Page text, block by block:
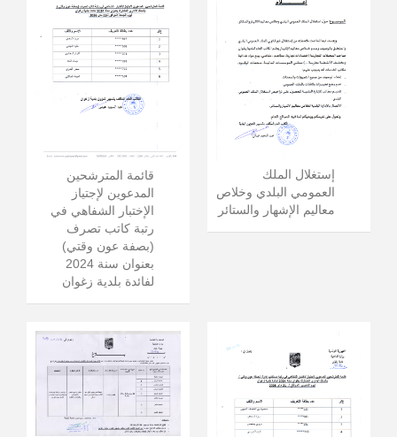
إستغلال الملك
العمومي البلدي وخلاص
معاليم الإشهار والستائر
قائمة المترشحين
المدعوين لإجتياز
الإختبار الشفاهي في
رتبة كاتب تصرف
(بصفة عون وقتي)
بعنوان سنة 2024
لفائدة بلدية زغوان